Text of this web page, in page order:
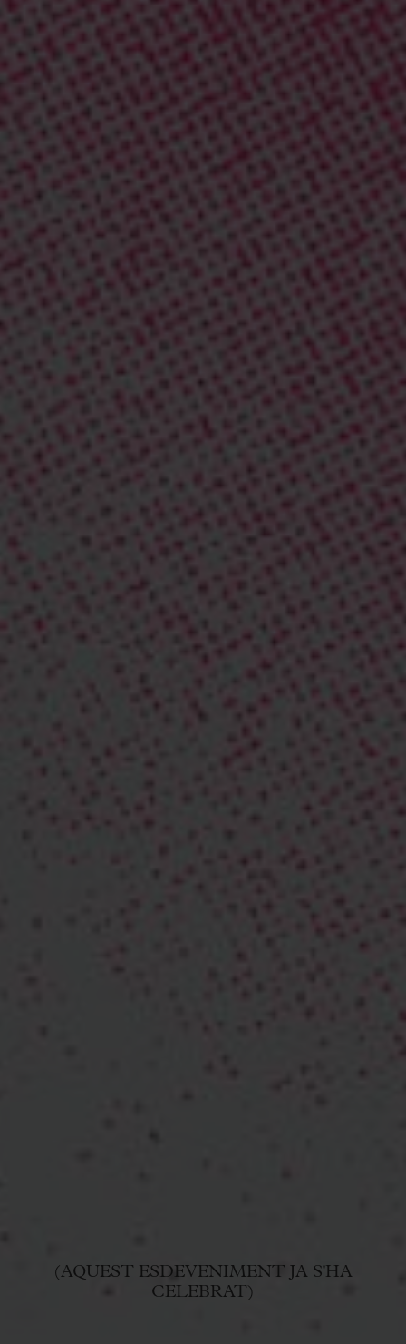
(AQUEST ESDEVENIMENT JA S'HA
CELEBRAT)